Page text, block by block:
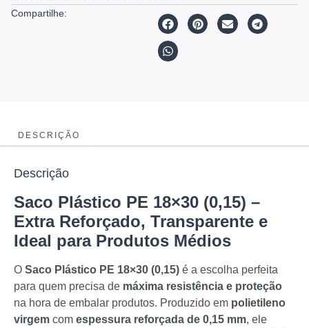
Compartilhe:
DESCRIÇÃO
Descrição
Saco Plástico PE 18×30 (0,15) –
Extra Reforçado, Transparente e
Ideal para Produtos Médios
O Saco Plástico PE 18×30 (0,15) é a escolha perfeita
para quem precisa de máxima resistência e proteção
na hora de embalar produtos. Produzido em polietileno
virgem com espessura reforçada de 0,15 mm, ele